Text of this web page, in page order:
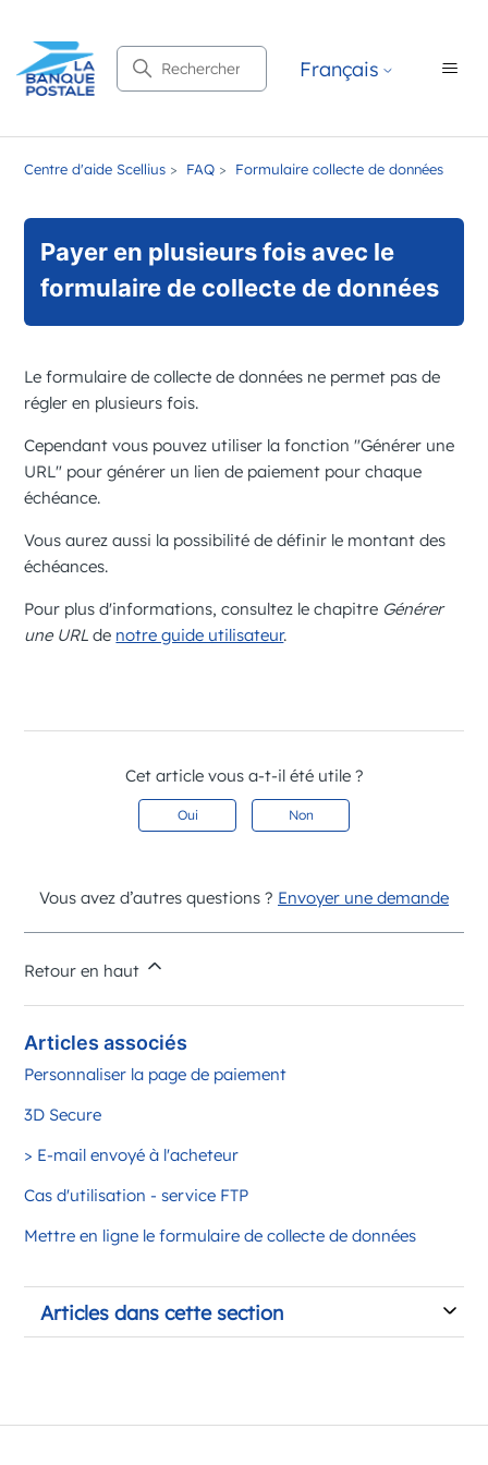
Recherche Français
Centre d'aide Scellius FAQ Formulaire collecte de données
Payer en plusieurs fois avec le
formulaire de collecte de données
Le formulaire de collecte de données ne permet pas de
régler en plusieurs fois.
Cependant vous pouvez utiliser la fonction "Générer une
URL" pour générer un lien de paiement pour chaque
échéance.
Vous aurez aussi la possibilité de définir le montant des
échéances.
Pour plus d'informations, consultez le chapitre Générer
une URL de notre guide utilisateur.
Cet article vous a-t-il été utile ?
Oui Non
Vous avez d’autres questions ? Envoyer une demande
Retour en haut
Articles associés
Personnaliser la page de paiement
3D Secure
> E-mail envoyé à l'acheteur
Cas d'utilisation - service FTP
Mettre en ligne le formulaire de collecte de données
Articles dans cette section